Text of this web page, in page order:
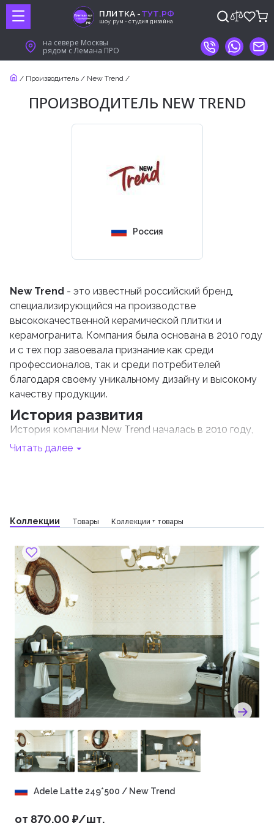
ПЛИТКА -ТУТ.РФ
шоу рум - студия дизайна
на севере Москвы
рядом с Лемана ПРО
/ Производитель / New Trend /
ПРОИЗВОДИТЕЛЬ NEW TREND
Россия
New Trend - это известный российский бренд,
специализирующийся на производстве
высококачественной керамической плитки и
керамогранита. Компания была основана в 2010 году
и с тех пор завоевала признание как среди
профессионалов, так и среди потребителей
благодаря своему уникальному дизайну и высокому
качеству продукции.
История развития
История компании New Trend началась в 2010 году,
когда группа энтузиастов решила создать
прочности и долговечности. Однако со временем
керамическую плитку различных стилей и дизайнов.
Инновации и технологии
New Trend активно внедряет современные
технологии в процесс производства своей
продукции. Одним из ключевых моментов является
использование цифровой печати, которая позволяет
создавать реалистичные изображения на
поверхности плитки. Это дает возможность
имитировать различные материалы, такие как
дерево, камень или металл, что значительно
расширяет возможности дизайна интерьеров. Кроме
того, компания уделяет большое внимание
Все материалы, используемые при производстве,
проходят строгий контроль качества и
соответствуют международным стандартам
безопасной для здоровья человека и окружающей
Читать далее
Коллекции Товары Коллекции + товары
Adele Latte 249*500 / New Trend
от 870.00 ₽/шт.